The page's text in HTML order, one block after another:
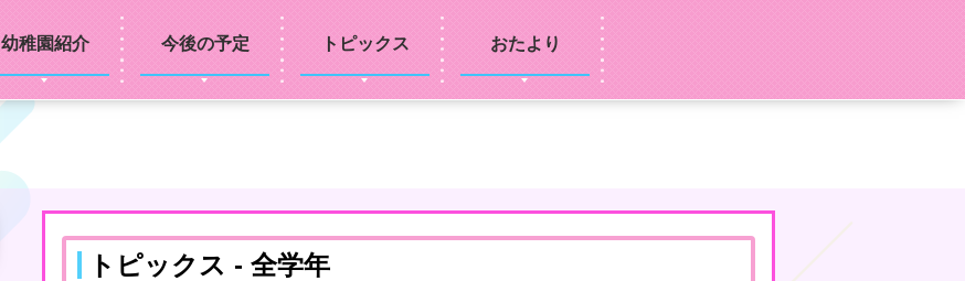
幼稚園紹介 今後の予定 トピックス おたより
トピックス - 全学年